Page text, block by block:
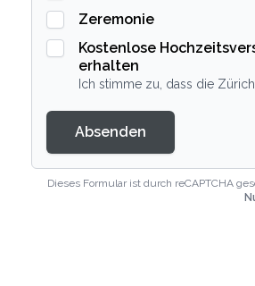
Zeremonie
Kostenlose
erhalten
Ich stimme zu, dass die
Absenden
Dieses Formular ist durch reCAPTCHA